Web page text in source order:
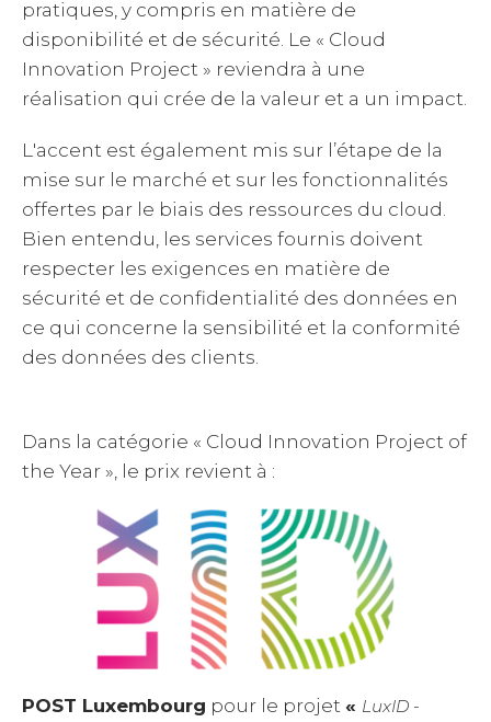
pratiques, y compris en matière de
disponibilité et de sécurité. Le « Cloud
Innovation Project » reviendra à une
réalisation qui crée de la valeur et a un impact.
L'accent est également mis sur l’étape de la
mise sur le marché et sur les fonctionnalités
offertes par le biais des ressources du cloud.
Bien entendu, les services fournis doivent
respecter les exigences en matière de
sécurité et de confidentialité des données en
ce qui concerne la sensibilité et la conformité
des données des clients.
Dans la catégorie « Cloud Innovation Project of
the Year », le prix revient à :
POST Luxembourg pour le projet « LuxID -